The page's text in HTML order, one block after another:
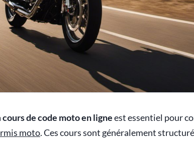
cours de code moto en ligneest essentiel pour
moto. Ces cours sont généralement